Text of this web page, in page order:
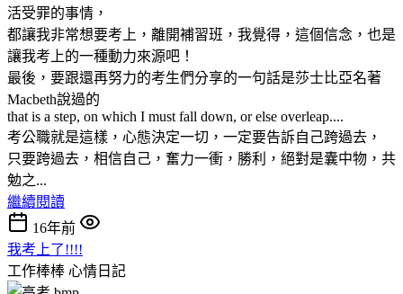
活受罪的事情，
都讓我非常想要考上，離開補習班，我覺得，這個信念，也是
讓我考上的一種動力來源吧！
最後，要跟還再努力的考生們分享的一句話是莎士比亞名著
Macbeth說過的
that is a step, on which I must fall down, or else overleap....
考公職就是這樣，心態決定一切，一定要告訴自己跨過去，
只要跨過去，相信自己，奮力一衝，勝利，絕對是囊中物，共
勉之...
繼續閱讀
16年前
我考上了!!!!
工作棒棒 心情日記